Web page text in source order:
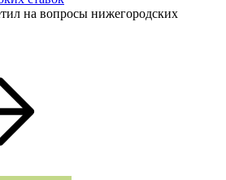
на вопросы нижегородских